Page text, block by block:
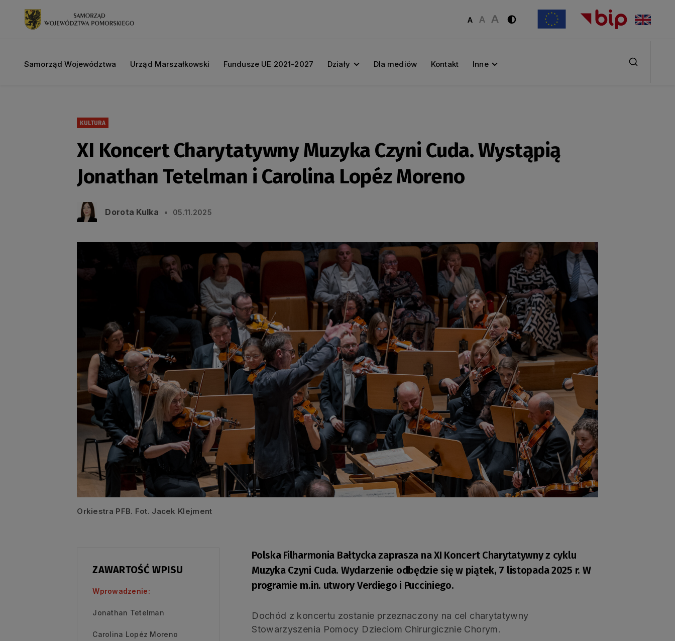
Samorząd Województwa Urząd Marszałkowski Fundusze UE 2021-2027 Działy Dla mediów Kontakt Inne
KULTURA
XI Koncert Charytatywny Muzyka Czyni Cuda. Wystąpią
Jonathan Tetelman i Carolina Lopéz Moreno
Dorota Kulka 05.11.2025
Orkiestra PFB. Fot. Jacek Klejment
ZAWARTOŚĆ WPISU
Wprowadzenie:
Jonathan Tetelman
Carolina Lopéz Moreno
Polska Filharmonia Bałtycka zaprasza na XI Koncert Charytatywny z cyklu
Muzyka Czyni Cuda. Wydarzenie odbędzie się w piątek, 7 listopada 2025 r. W
programie m.in. utwory Verdiego i Pucciniego.
Dochód z koncertu zostanie przeznaczony na cel charytatywny
Stowarzyszenia Pomocy Dzieciom Chirurgicznie Chorym.